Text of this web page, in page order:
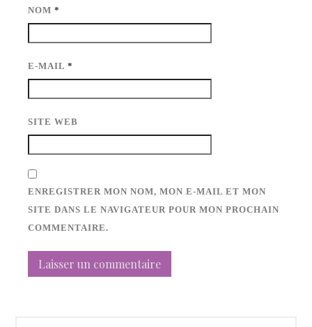
NOM*
E-MAIL*
SITE WEB
ENREGISTRER MON NOM, MON E-MAIL ET MON
SITE DANS LE NAVIGATEUR POUR MON PROCHAIN
COMMENTAIRE.